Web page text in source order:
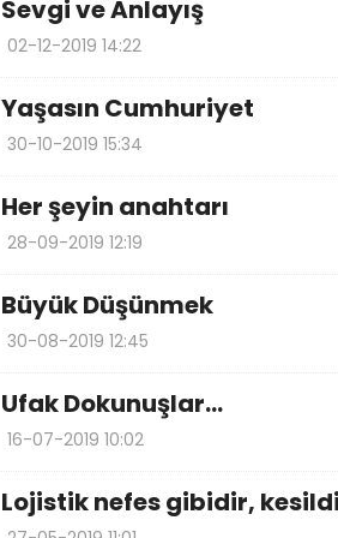
Sevgi ve Anlayış
02-12-2019 14:22
Yaşasın Cumhuriyet
30-10-2019 15:34
Her şeyin anahtarı
28-09-2019 12:19
Büyük Düşünmek
30-08-2019 12:45
Ufak Dokunuşlar…
16-07-2019 10:02
Lojistik nefes gibidir,